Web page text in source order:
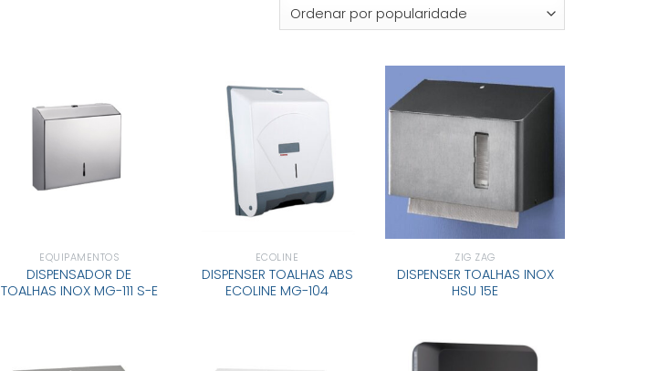
EQUIPAMENTOS
DISPENSADOR DE
TOALHAS INOX MG-111 S-E
ECOLINE
DISPENSER TOALHAS ABS
ECOLINE MG-104
ZIG ZAG
DISPENSER TOALHAS INOX
HSU 15E